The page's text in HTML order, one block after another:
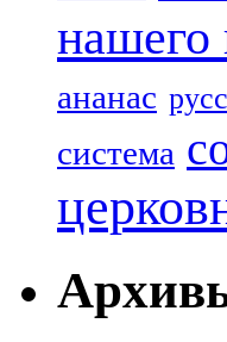
нашего
ананас
система